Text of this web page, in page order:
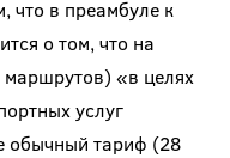
что в преамбуле к
о том, что на
маршрутов) «в целях
услуг
обычный тариф (28